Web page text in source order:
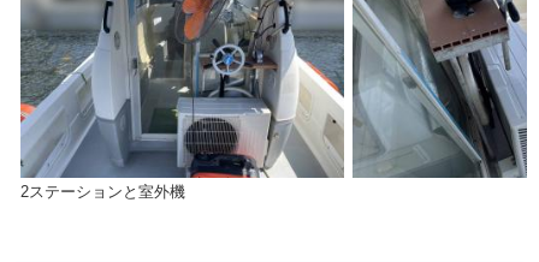
2ステーションと室外機